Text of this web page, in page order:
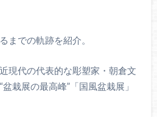
までの軌跡を紹介。
現代の代表的な彫塑家・朝倉文
栽展の最高峰”「国風盆栽展」